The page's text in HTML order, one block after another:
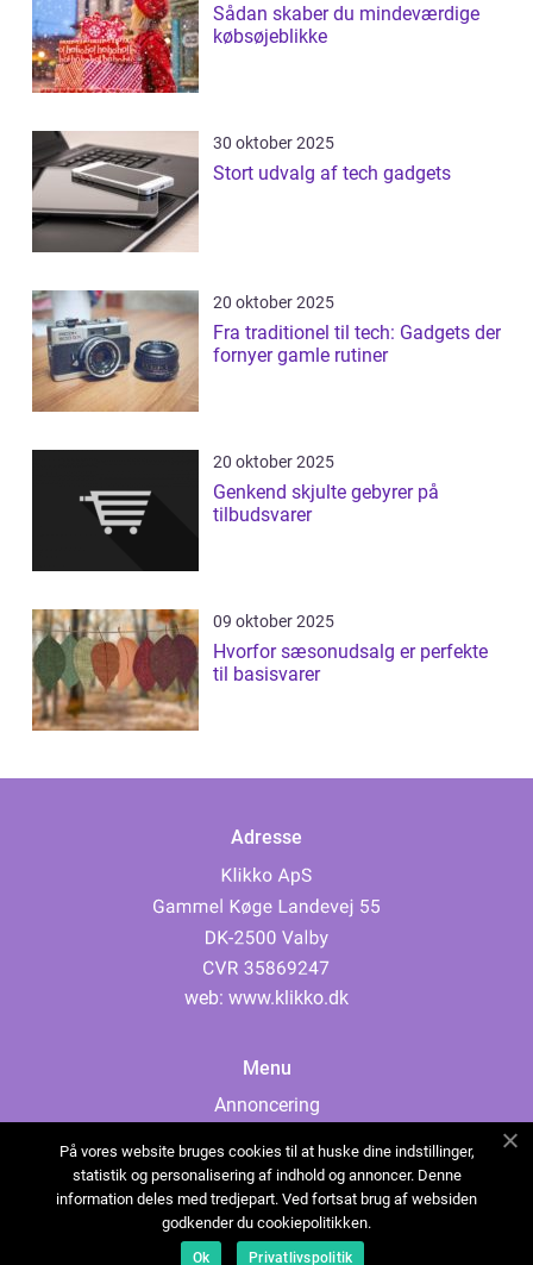
Sådan skaber du mindeværdige
købsøjeblikke
30 oktober 2025
Stort udvalg af tech gadgets
20 oktober 2025
Fra traditionel til tech: Gadgets der
fornyer gamle rutiner
20 oktober 2025
Genkend skjulte gebyrer på
tilbudsvarer
09 oktober 2025
Hvorfor sæsonudsalg er perfekte
til basisvarer
Adresse
web: www.klikko.dk
Menu
Annoncering
Cookies
Kontakt os
Sitemap
På vores website bruges cookies til at huske dine indstillinger,
statistik og personalisering af indhold og annoncer. Denne
information deles med tredjepart. Ved fortsat brug af websiden
godkender du cookiepolitikken.
Ok Privatlivspolitik